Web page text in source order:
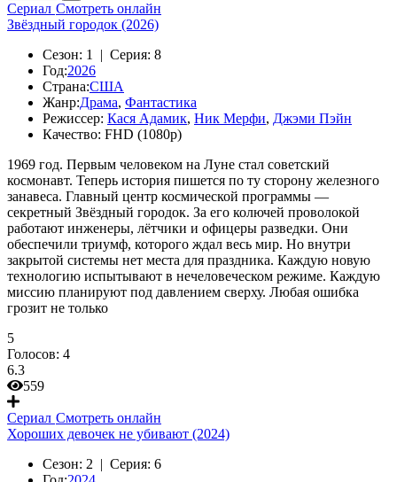
Сериал Смотреть онлайн
Звёздный городок (2026)
Сезон: 1 | Серия: 8
Год:2026
Страна:США
Жанр:Драма, Фантастика
Режиссер: Кася Адамик, Ник Мерфи, Джэми Пэйн
Качество: FHD (1080p)
1969 год. Первым человеком на Луне стал советский
космонавт. Теперь история пишется по ту сторону железного
занавеса. Главный центр космической программы —
секретный Звёздный городок. За его колючей проволокой
работают инженеры, лётчики и офицеры разведки. Они
обеспечили триумф, которого ждал весь мир. Но внутри
закрытой системы нет места для праздника. Каждую новую
технологию испытывают в нечеловеческом режиме. Каждую
миссию планируют под давлением сверху. Любая ошибка
грозит не только
5
Голосов: 4
6.3
559
Сериал Смотреть онлайн
Хороших девочек не убивают (2024)
Сезон: 2 | Серия: 6